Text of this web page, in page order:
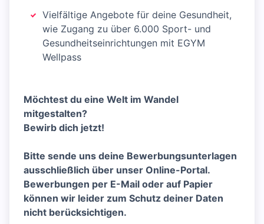
Vielfältige Angebote für deine Gesundheit,
wie Zugang zu über 6.000 Sport- und
Gesundheitseinrichtungen mit EGYM
Wellpass
Möchtest du eine Welt im Wandel
mitgestalten?
Bewirb dich jetzt!
Bitte sende uns deine Bewerbungsunterlagen
ausschließlich über unser Online-Portal.
Bewerbungen per E-Mail oder auf Papier
können wir leider zum Schutz deiner Daten
nicht berücksichtigen.